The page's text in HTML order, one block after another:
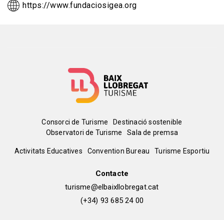
https://www.fundaciosigea.org
Menú
del
Consorci de Turisme
Destinació sostenible
Observatori de Turisme
Sala de premsa
Peu
Activitats Educatives Convention Bureau Turisme Esportiu
Contacte
turisme@elbaixllobregat.cat
(+34) 93 685 24 00